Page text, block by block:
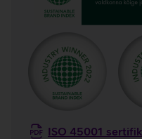
ISO 45001